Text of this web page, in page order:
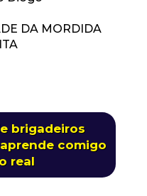
DA MORDIDA
brigadeiros
comigo
real